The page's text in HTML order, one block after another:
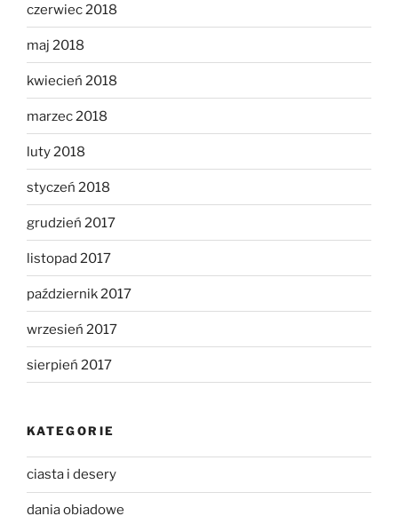
czerwiec 2018
maj 2018
kwiecień 2018
marzec 2018
luty 2018
styczeń 2018
grudzień 2017
listopad 2017
październik 2017
wrzesień 2017
sierpień 2017
KATEGORIE
ciasta i desery
dania obiadowe